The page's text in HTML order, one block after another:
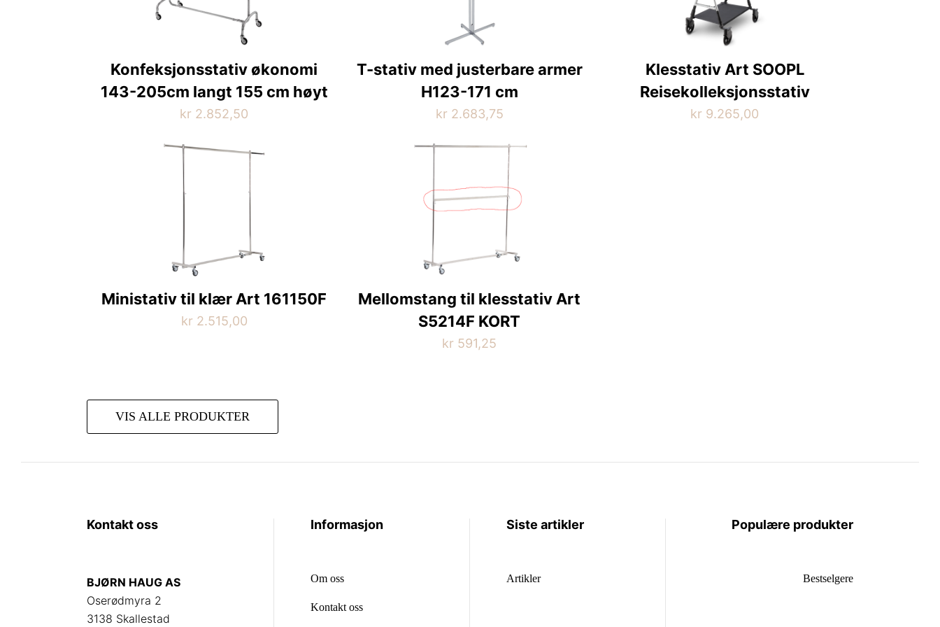
Konfeksjonsstativ økonomi
143-205cm langt 155 cm høyt
kr 2.852,50
T-stativ med justerbare armer
H123-171 cm
kr 2.683,75
produktet
flere
varianter.
Alternativene
velges
produktsiden
Klesstativ Art SOOPL
Reisekolleksjonsstativ
kr 9.265,00
Ministativ til klær Art 161150F
kr 2.515,00
flere
varianter.
Alternativene
Mellomstang til klesstativ Art
S5214F KORT
kr 591,25
VIS ALLE PRODUKTER
Kontakt oss
BJØRN HAUG AS
Oserødmyra 2
3138 Skallestad
Informasjon
Om oss
Kontakt oss
Siste artikler
Artikler
Populære produkter
Bestselgere